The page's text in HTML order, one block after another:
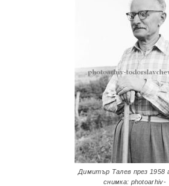
Димитър Талев през 1958
снимка: photoarhiv-